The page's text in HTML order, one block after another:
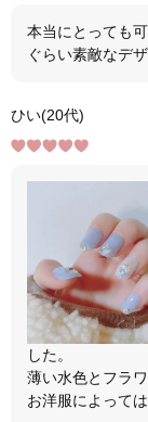
本当にとっても
ぐらい素敵なデ
ひい(20代)
した。
薄い水色とフラ
お洋服によって